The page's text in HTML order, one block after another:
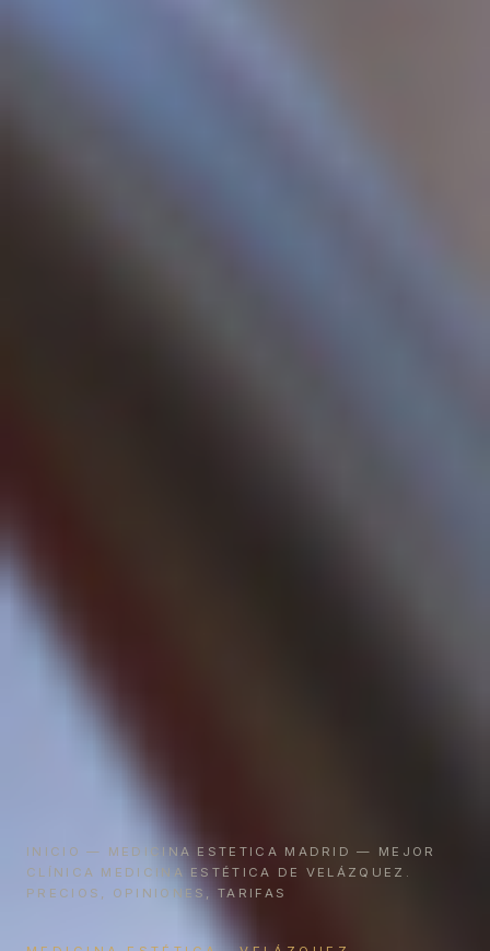
INICIO — MEDICINA ESTETICA MADRID — MEJOR
CLÍNICA MEDICINA ESTÉTICA DE VELÁZQUEZ.
PRECIOS, OPINIONES, TARIFAS